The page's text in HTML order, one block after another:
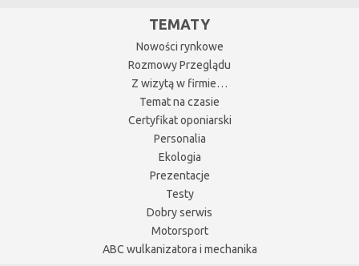
TEMATY
Nowości rynkowe
Rozmowy Przeglądu
Z wizytą w firmie…
Temat na czasie
Certyfikat oponiarski
Personalia
Ekologia
Prezentacje
Testy
Dobry serwis
Motorsport
ABC wulkanizatora i mechanika